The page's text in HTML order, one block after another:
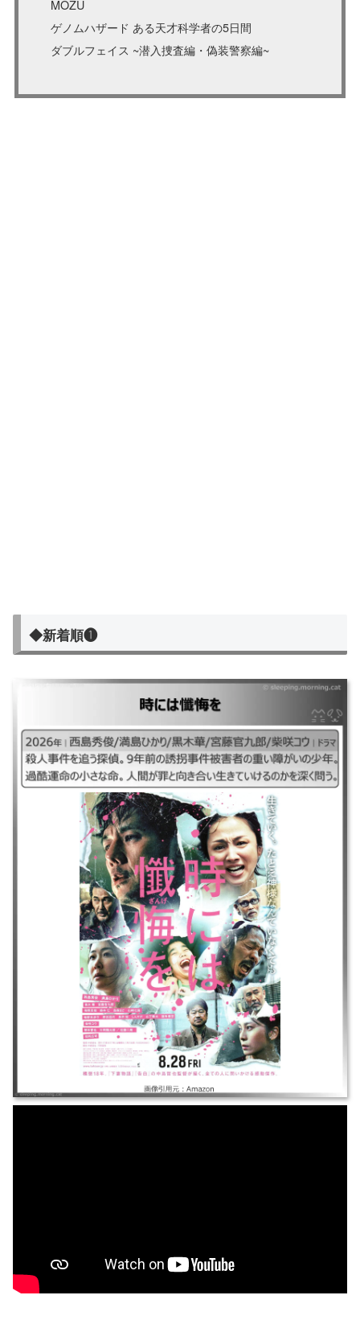
MOZU
ゲノムハザード ある天才科学者の5日間
ダブルフェイス ~潜入捜査編・偽装警察編~
◆新着順❶
｜2026年｜西島秀俊/満島ひかり/黒木華/宮藤官九郎/柴咲コウ｜ドラマ ｜
殺人事件を追う探偵。9年前の誘拐事件被害者の重い障がいの少年。過酷
運命の小さな命。人間が罪と向き合い生きていけるのかを深く問う。